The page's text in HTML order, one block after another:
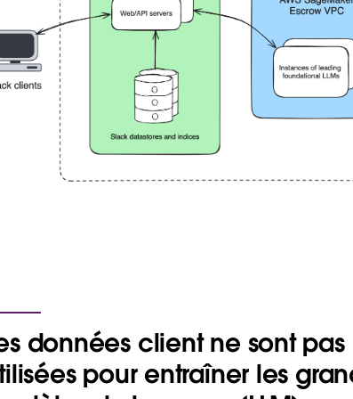
données client ne sont pas
pour entraîner les